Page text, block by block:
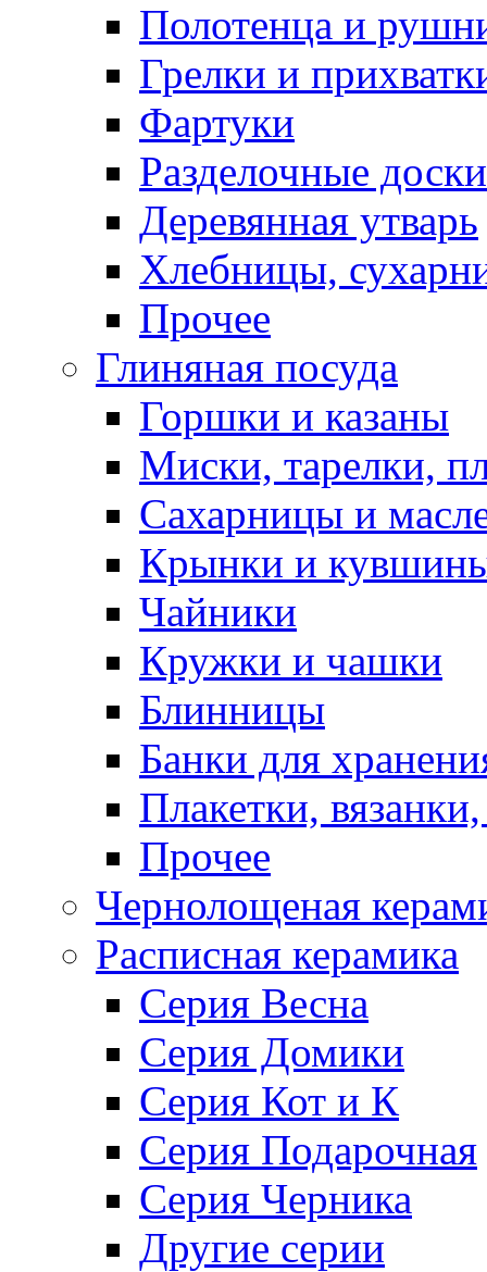
Полотенца и
Грелки и
Фартуки
Разделочные доски
Деревянная утварь
Хлебницы,
Прочее
Глиняная посуда
Горшки и казаны
Миски, тарелки,
Сахарницы и
Крынки и
Чайники
Кружки и чашки
Блинницы
Банки для
Плакетки,
Прочее
Чернолощеная
Расписная керамика
Серия Весна
Серия Домики
Серия Кот и К
Серия Подарочная
Серия Черника
Другие серии